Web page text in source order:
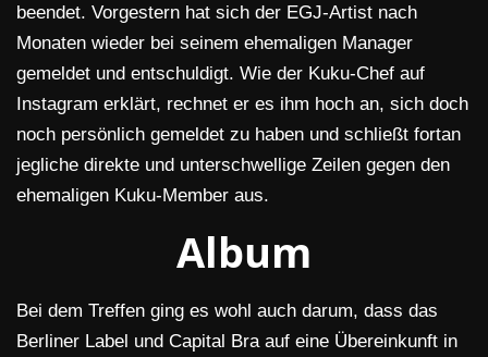
beendet. Vorgestern hat sich der EGJ-Artist nach
Monaten wieder bei seinem ehemaligen Manager
gemeldet und entschuldigt. Wie der Kuku-Chef auf
Instagram erklärt, rechnet er es ihm hoch an, sich doch
noch persönlich gemeldet zu haben und schließt fortan
jegliche direkte und unterschwellige Zeilen gegen den
ehemaligen Kuku-Member aus.
Album
Bei dem Treffen ging es wohl auch darum, dass das
Berliner Label und Capital Bra auf eine Übereinkunft in